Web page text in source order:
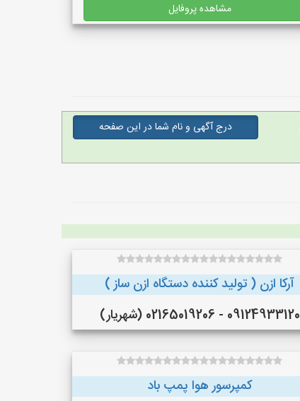
مشاهده پروفایل
درج آگهی و نام شما در این صفحه
آرکا ازن ( تولید کننده دستگاه ازن ساز )
09124933120 - 02165019206 (شهریار)
کمپرسور هوا پمپ باد